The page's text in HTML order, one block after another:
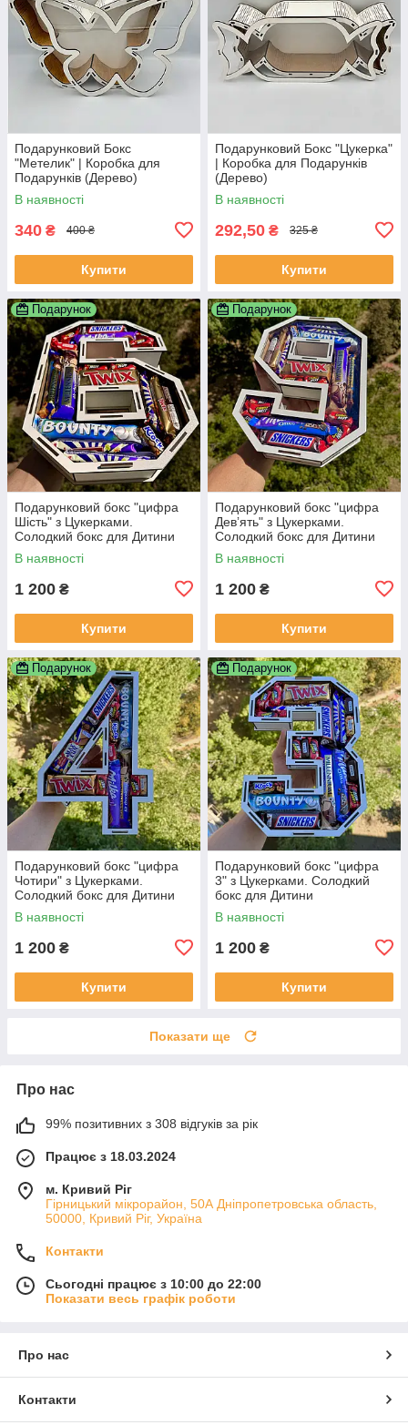
Подарунковий Бокс
"Метелик" | Коробка для
Подарунків (Дерево)
В наявності
340 ₴ 400 ₴
Купити
Подарунковий Бокс "Цукерка"
| Коробка для Подарунків
(Дерево)
В наявності
292,50 ₴ 325 ₴
Купити
Подарунок
Подарунковий бокс "цифра
Шість" з Цукерками.
Солодкий бокс для Дитини
В наявності
1 200 ₴
Купити
Подарунок
Подарунковий бокс "цифра
Девʼять" з Цукерками.
Солодкий бокс для Дитини
В наявності
1 200 ₴
Купити
Подарунок
Подарунковий бокс "цифра
Чотири" з Цукерками.
Солодкий бокс для Дитини
В наявності
1 200 ₴
Купити
Подарунок
Подарунковий бокс "цифра
3" з Цукерками. Солодкий
бокс для Дитини
В наявності
1 200 ₴
Купити
Показати ще
Про нас
99% позитивних з 308 відгуків за рік
Працює з 18.03.2024
м. Кривий Ріг
Гірницький мікрорайон, 50А Дніпропетровська область,
50000, Кривий Ріг, Україна
Контакти
Сьогодні працює з 10:00 до 22:00
Показати весь графік роботи
Про нас
Контакти